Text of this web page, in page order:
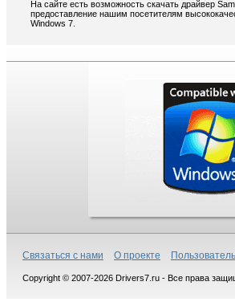
На сайте есть возможность скачать драйвер
предоставление нашим посетителям
Windows 7.
Связаться с нами О проекте
Copyright © 2007-2026 Drivers7.ru - Все права